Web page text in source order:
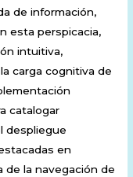
de información,
esta perspicacia,
intuitiva,
carga cognitiva de
catalogar
despliegue
en
de la navegación de